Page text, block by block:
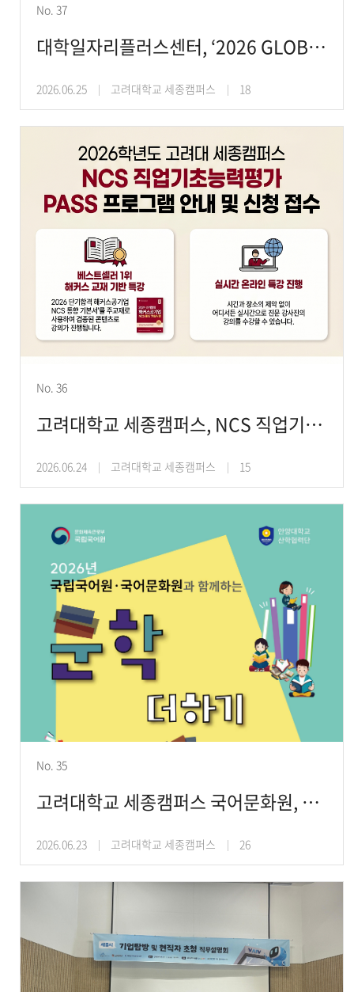
No. 37
대학일자리플러스센터, ‘2026 GLOBAL TALENT FAIR’ 단체참가 프로그램 운영
2026.06.25 고려대학교 세종캠퍼스 18
No. 36
고려대학교 세종캠퍼스, NCS 직업기초능력 PASS 프로그램 개최
2026.06.24 고려대학교 세종캠퍼스 15
No. 35
고려대학교 세종캠퍼스 국어문화원, 청소년 대상 문해력 증진 프로그램 ‘문학 더하기 문해력
2026.06.23 고려대학교 세종캠퍼스 26